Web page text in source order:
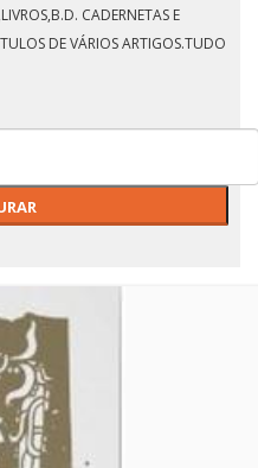
CADERNETAS E
DE VÁRIOS ARTIGOS.TUDO